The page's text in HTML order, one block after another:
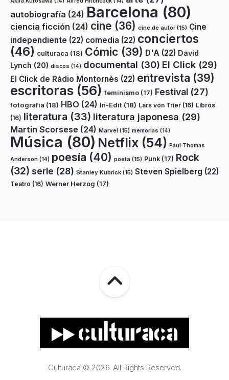
autobiografía (24) Barcelona (80)
ciencia ficción (24) cine (36) cine de autor(15) Cine
independiente (22) comedia (22) conciertos
(46) culturaca (18) Cómic (39) D'A (22) David
Lynch (20) discos (14) documental (30) El Click (29)
El Click de Ràdio Montornès (22) entrevista (39)
escritoras (56) feminismo (17) Festival (27)
fotografía (18) HBO (24) In-Edit (18) Lars von Trier (16) Libros
(16) literatura (33) literatura japonesa (29)
Martin Scorsese (24) Marvel (15) memorias (14)
Música (80) Netflix (54) Paul Thomas
Anderson (14) poesía (40) poeta (15) Punk (17) Rock
(32) serie (28) Stanley Kubrick (15) Steven Spielberg (22)
Teatro (16) Werner Herzog (17)
Culturaca © 2026. All Rights Reserved.